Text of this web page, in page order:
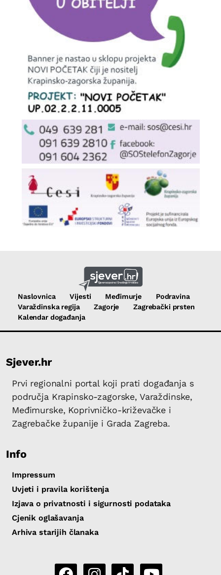
Naslovnica Vijesti Međimurje
Podravina
Varaždinska regija
Zagorje
Zagrebački prsten
Kalendar događanja
Sjever.hr
Prvi regionalni portal koji prati događanja s
područja Krapinsko-zagorske, Varaždinske,
Međimurske, Koprivničko-križevačke i
Zagrebačke županije i Grada Zagreba.
Info
Impressum
Uvjeti i pravila korištenja
Izjava o privatnosti i sigurnosti podataka
Cjenik oglašavanja
Arhiva starijih članaka